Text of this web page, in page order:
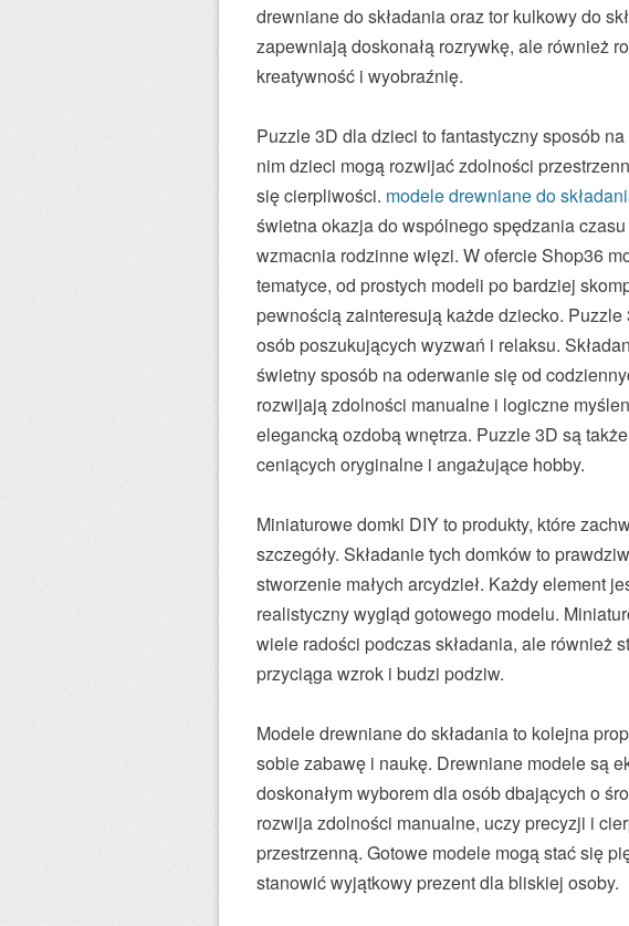
drewniane do składania oraz tor kulkowy do
zapewniają doskonałą rozrywkę, ale również
kreatywność i wyobraźnię.
Puzzle 3D dla dzieci to fantastyczny sposób
nim dzieci mogą rozwijać zdolności
się cierpliwości. modele drewniane do
świetna okazja do wspólnego spędzania
wzmacnia rodzinne więzi. W ofercie Shop36
tematyce, od prostych modeli po bardziej
pewnością zainteresują każde dziecko.
osób poszukujących wyzwań i relaksu.
świetny sposób na oderwanie się od
rozwijają zdolności manualne i logiczne
elegancką ozdobą wnętrza. Puzzle 3D są
ceniących oryginalne i angażujące hobby.
Miniaturowe domki DIY to produkty, które
szczegóły. Składanie tych domków to
stworzenie małych arcydzieł. Każdy element
realistyczny wygląd gotowego modelu.
wiele radości podczas składania, ale również
przyciąga wzrok i budzi podziw.
Modele drewniane do składania to kolejna
sobie zabawę i naukę. Drewniane modele są
doskonałym wyborem dla osób dbających o
rozwija zdolności manualne, uczy precyzji i
przestrzenną. Gotowe modele mogą stać się
stanowić wyjątkowy prezent dla bliskiej osoby.